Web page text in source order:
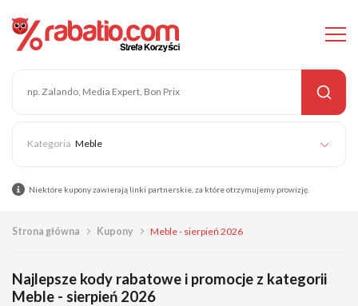
Meble
Niektóre kupony zawierają linki partnerskie, za które otrzymujemy prowizję.
Strona główna Kupony Meble - sierpień 2026
Najlepsze kody rabatowe i promocje z kategorii
Meble - sierpień 2026